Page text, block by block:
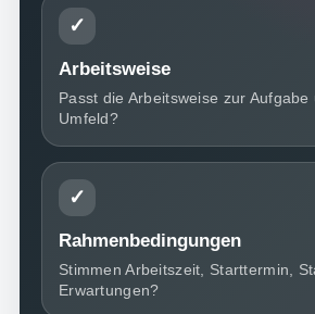
✓
Arbeitsweise
Passt die Arbeitsweise zur Aufgabe
Umfeld?
✓
Rahmenbedingungen
Stimmen Arbeitszeit, Starttermin,
Erwartungen?